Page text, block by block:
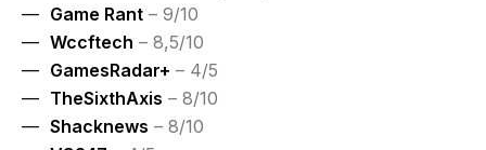
Game Rant – 9/10
Wccftech – 8,5/10
GamesRadar+ – 4/5
TheSixthAxis – 8/10
Shacknews – 8/10